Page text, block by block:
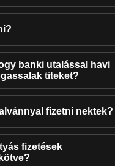
banki utalással havi
titeket?
fizetni nektek?
fizetések